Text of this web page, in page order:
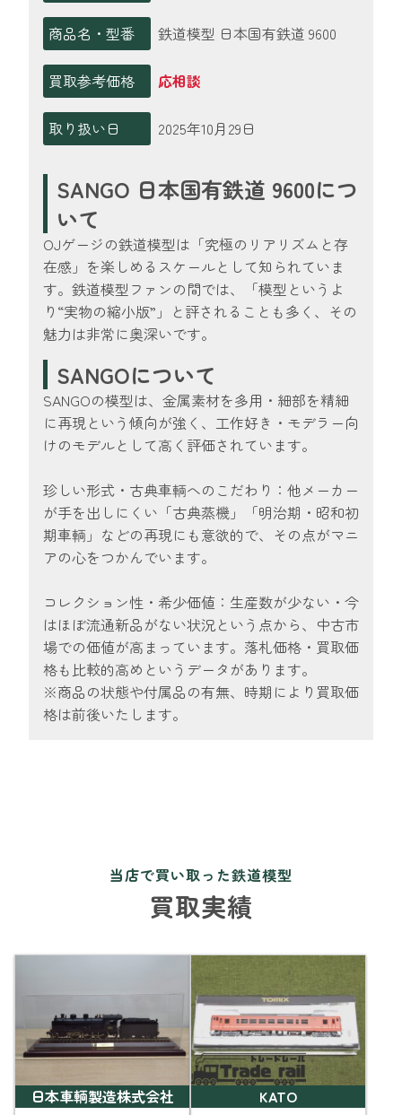
商品名・型番 鉄道模型 日本国有鉄道 9600
買取参考価格 応相談
取り扱い日 2025年10月29日
SANGO 日本国有鉄道 9600につ
いて
OJゲージの鉄道模型は「究極のリアリズムと存
在感」を楽しめるスケールとして知られていま
す。鉄道模型ファンの間では、「模型というよ
り“実物の縮小版”」と評されることも多く、その
魅力は非常に奥深いです。
SANGOについて
SANGOの模型は、金属素材を多用・細部を精細
に再現という傾向が強く、工作好き・モデラー向
けのモデルとして高く評価されています。
珍しい形式・古典車輌へのこだわり：他メーカー
が手を出しにくい「古典蒸機」「明治期・昭和初
期車輌」などの再現にも意欲的で、その点がマニ
アの心をつかんでいます。
コレクション性・希少価値：生産数が少ない・今
はほぼ流通新品がない状況という点から、中古市
場での価値が高まっています。落札価格・買取価
格も比較的高めというデータがあります。
※商品の状態や付属品の有無、時期により買取価
格は前後いたします。
当店で買い取った鉄道模型
買取実績
日本車輌製造株式会社 KATO